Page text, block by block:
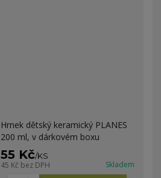
Hrnek dětský keramický PLANES
200 ml, v dárkovém boxu
55 Kč/KS
45 Kč bez DPH Skladem